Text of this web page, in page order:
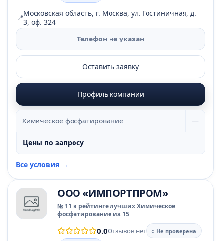
📍Московская область, г. Москва, ул. Гостиничная, д.
3, оф. 324
Телефон не указан
Оставить заявку
Профиль компании
Химическое фосфатирование —
Цены по запросу
Все условия →
ООО «ИМПОРТПРОМ»
№ 11 в рейтинге лучших Химическое
фосфатирование из 15
0.0Отзывов нет
○ Не проверена